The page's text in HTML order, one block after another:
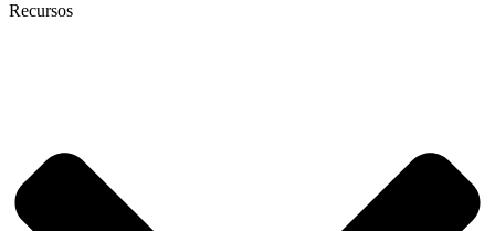
Recursos